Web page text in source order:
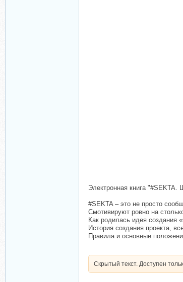
Электронная книга "#SEKTA.
#SEKTA – это не просто
Смотивируют ровно на
Как родилась идея создания
История создания проекта,
Правила и основные
Скрытый текст. Доступен